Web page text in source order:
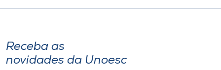
o idioma
A+
A-
Receba as
novidades da Unoesc